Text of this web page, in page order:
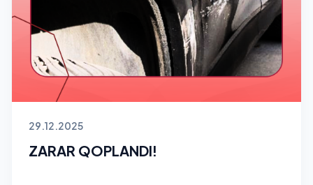
29.12.2025
ZARAR QOPLANDI!